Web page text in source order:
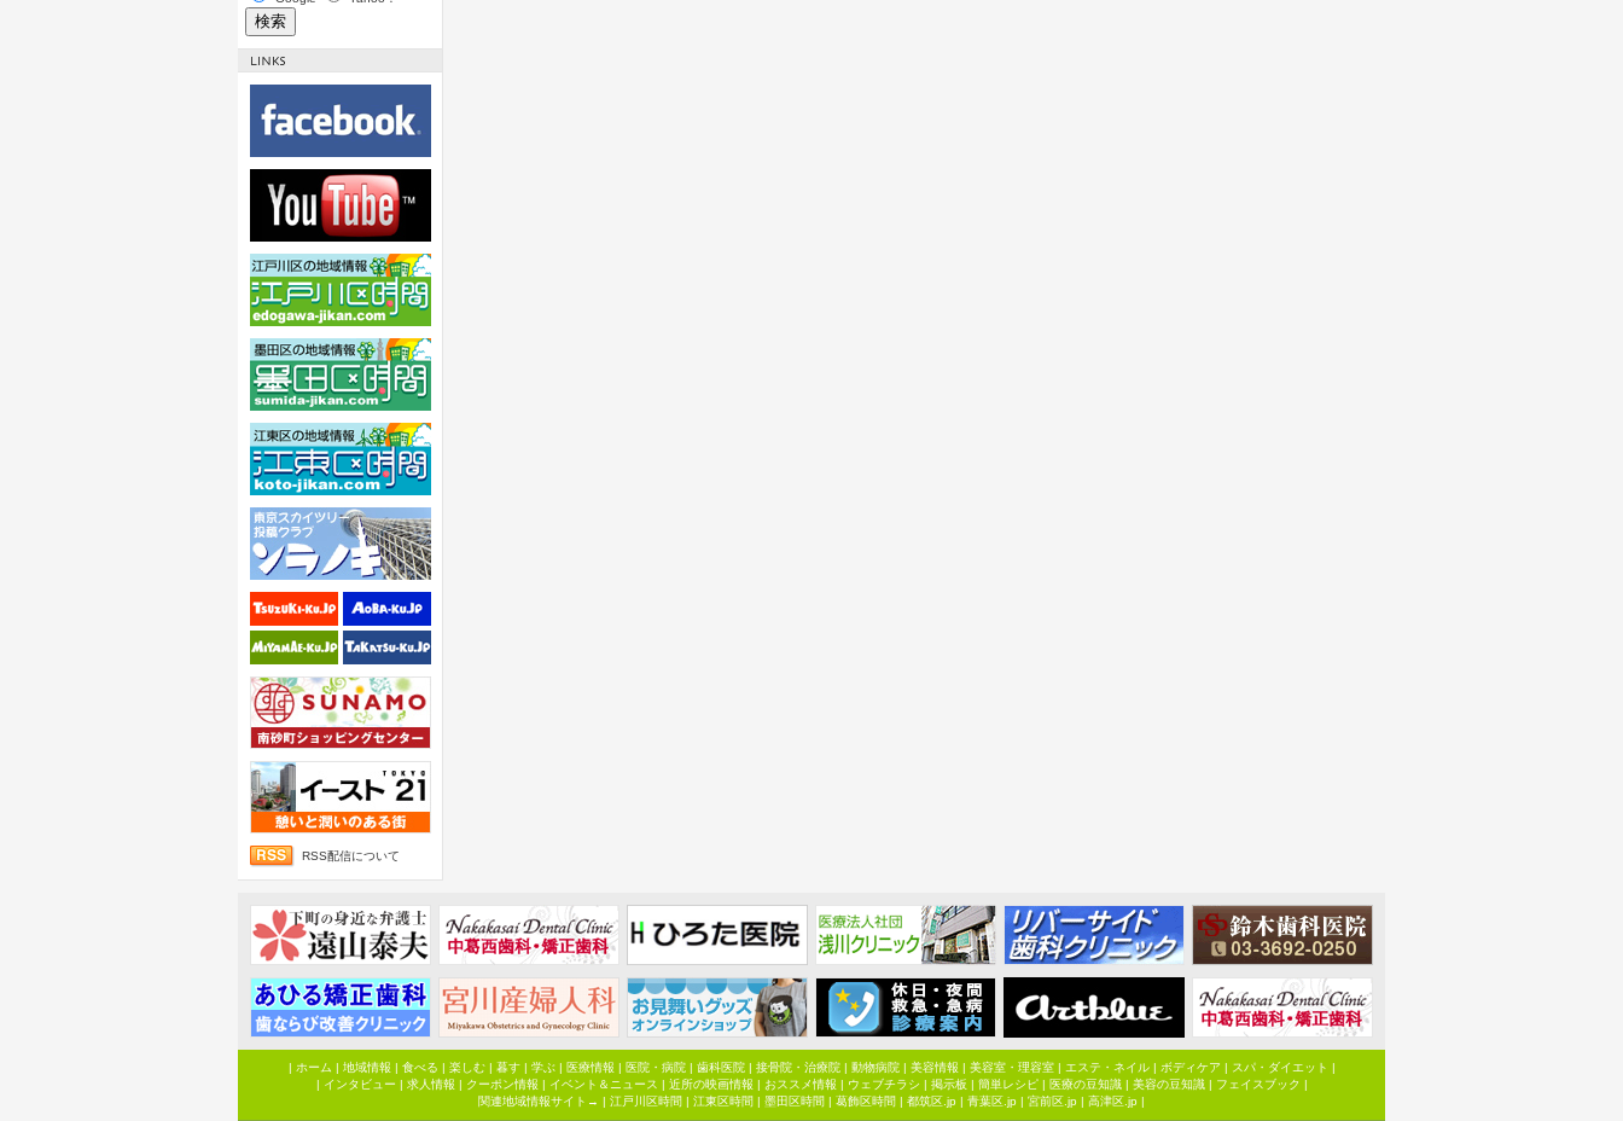
RSS配信について
| ホーム | 地域情報 | 食べる | 楽しむ| 暮す| 学ぶ| 医療情報 | 医院・病院| 歯科医院| 接骨院・治療院| 動物病院| 美容情報 | 美容室・理容室| エステ・ネイル| ボディケア | スパ・ダイエット |
| インタビュー | 求人情報 | クーポン情報 | イベント＆ニュース | 近所の映画情報 | おススメ情報 | ウェブチラシ | 掲示板 | 簡単レシピ| 医療の豆知識| 美容の豆知識| フェイスブック |
関連地域情報サイト→ | 江戸川区時間 | 江東区時間 | 墨田区時間 | 葛飾区時間 | 都筑区.jp | 青葉区.jp | 宮前区.jp | 高津区.jp |